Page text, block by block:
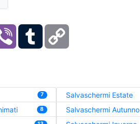
Viber Tumblr
7
8
Salvaschermi Estate
Salvaschermi Autunno